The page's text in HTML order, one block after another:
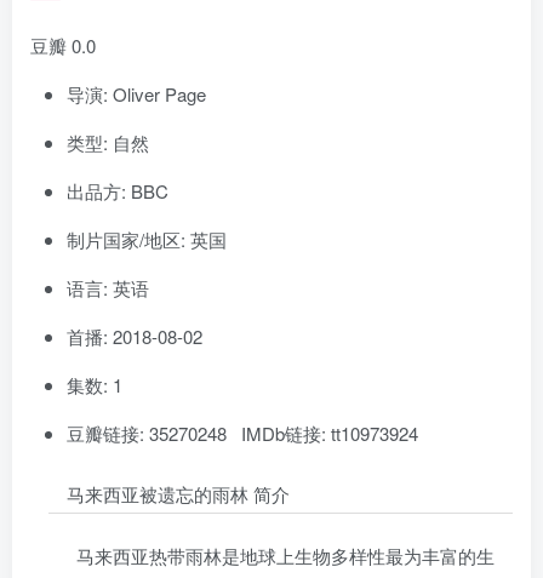
豆瓣 0.0
导演: Oliver Page
类型: 自然
出品方: BBC
制片国家/地区: 英国
语言: 英语
首播: 2018-08-02
集数: 1
豆瓣链接: 35270248 IMDb链接: tt10973924
马来西亚被遗忘的雨林 简介
马来西亚热带雨林是地球上生物多样性最为丰富的生